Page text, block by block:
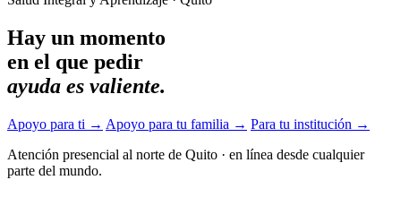
Hay un momento
en el que pedir
ayuda es valiente.
Apoyo para ti → Apoyo para tu familia → Para tu institución →
Atención presencial al norte de Quito · en línea desde cualquier
parte del mundo.